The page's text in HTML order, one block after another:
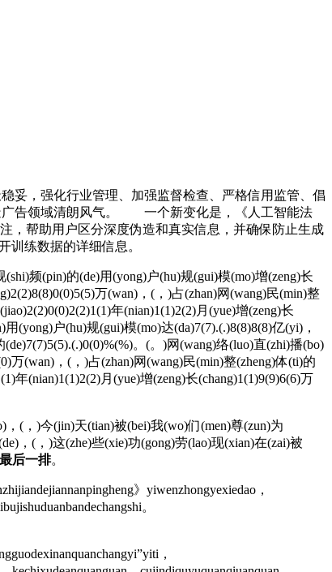
，强化行业管理、加强监督检查、严格信用监管、倡
广告领域清朗风气。 一个新变化是，《人工智能法
，帮助用户区分深度伪造和真实信息，并确保防止生成
训练数据的详细信息。
频(pin)的(de)用(yong)户(hu)规(gui)模(mo)增(zeng)长
万(wan)，(，)占(zhan)网(wang)民(min)整
年(nian)1(1)2(2)月(yue)增(zeng)长
(yong)户(hu)规(gui)模(mo)达(da)7(7).(.)8(8)8(8)亿(yi)，
。(。)网(wang)络(luo)直(zhi)播(bo)
万(wan)，(，)占(zhan)网(wang)民(min)整(zheng)体(ti)的
年(nian)1(1)2(2)月(yue)增(zeng)长(chang)1(1)9(9)6(6)万
(，)今(jin)天(tian)被(bei)我(wo)们(men)尊(zun)为
，(，)这(zhe)些(xie)功(gong)劳(lao)现(xian)在(zai)被
后一排。
》yiwenzhongyexiedao，
。
，